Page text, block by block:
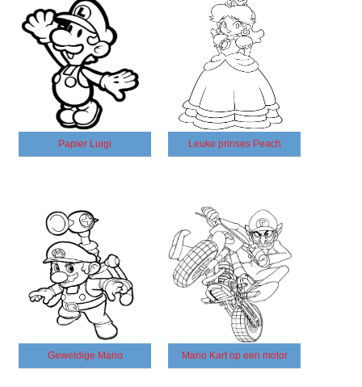
Papier Luigi Leuke prinses Peach
Geweldige Mario Mario Kart op een motor